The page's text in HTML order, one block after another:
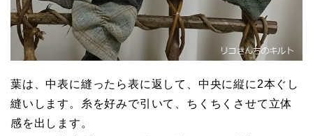
葉は、中表に縫ったら表に返して、中央に縦に2本ぐし
縫いします。糸を好みで引いて、ちくちくさせて立体
感を出します。